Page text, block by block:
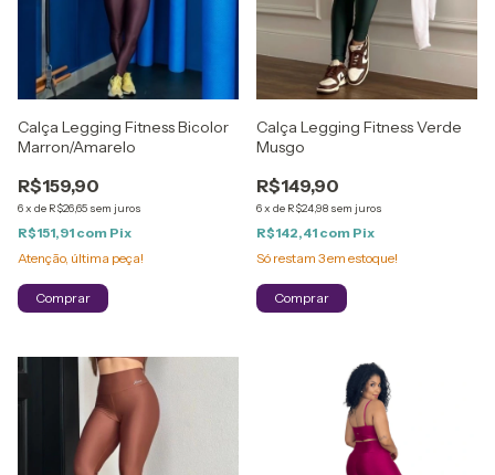
Calça Legging Fitness Bicolor
Marron/Amarelo
R$159,90
6x de R$26,65 sem juros
R$151,91 com Pix
Atenção, última peça!
Comprar
Calça Legging Fitness Verde
Musgo
R$149,90
6x de R$24,98 sem juros
R$142,41 com Pix
Só restam 3em estoque!
Comprar